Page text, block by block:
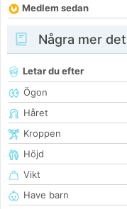
Medlem sedan
Några mer
Letar du efter
Ögon
Håret
Kroppen
Höjd
Vikt
Have barn